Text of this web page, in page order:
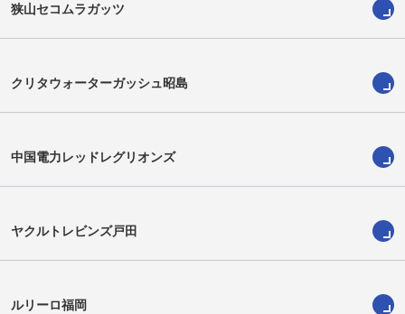
狭山セコムラガッツ
クリタウォーターガッシュ昭島
中国電力レッドレグリオンズ
ヤクルトレビンズ戸田
ルリーロ福岡